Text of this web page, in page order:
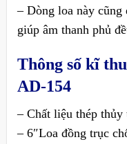
– Dòng loa này cũng
giúp âm thanh phủ
Thông số kĩ
AD-154
– Chất liệu thép thủy
– 6″Loa đồng trục